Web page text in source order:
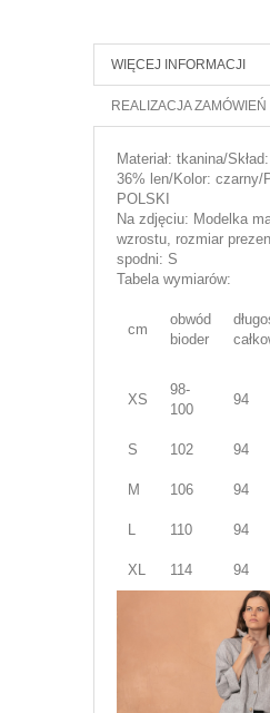
WIĘCEJ INFORMACJI
REALIZACJA ZAMÓWIEŃ
Materiał: tkanina/
36% len/Kolor: czarny/
POLSKI
Na zdjęciu: Modelka
wzrostu, rozmiar
spodni: S
Tabela wymiarów:
cm
obwód
bioder
XS
98-
100
94
S 102 94
M 106 94
L 110 94
XL 114 94